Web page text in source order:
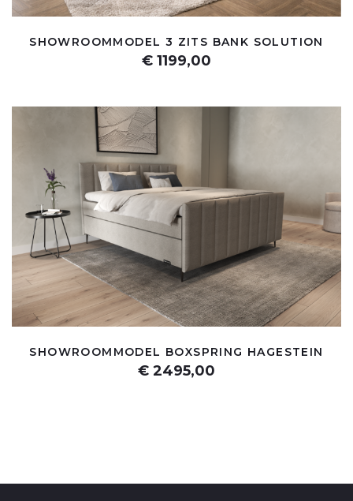
SHOWROOMMODEL 3 ZITS BANK SOLUTION
€ 1199,00
SHOWROOMMODEL BOXSPRING HAGESTEIN
€ 2495,00